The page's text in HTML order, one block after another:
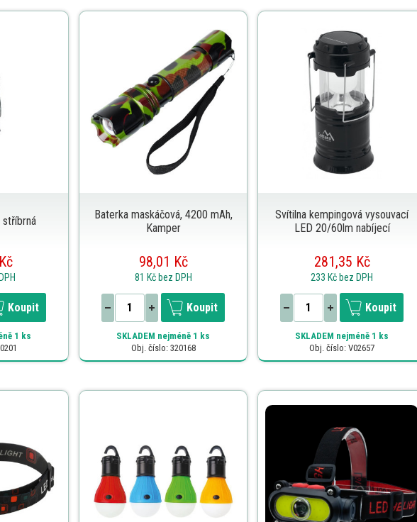
stříbrná
Koupit
1 ks
Baterka maskáčová, 4200 mAh,
Kamper
98,01 Kč
81 Kč bez DPH
Koupit
SKLADEM nejméně 1 ks
Obj. číslo: 320168
Svítilna kempingová vysouvací
LED 20/60lm nabíjecí
281,35 Kč
233 Kč bez DPH
Koupit
SKLADEM nejméně 1 ks
Obj. číslo: V02657